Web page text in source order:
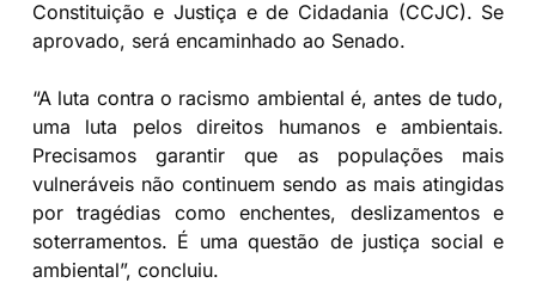
Constituição e Justiça e de Cidadania (CCJC). Se
aprovado, será encaminhado ao Senado.
“A luta contra o racismo ambiental é, antes de tudo,
uma luta pelos direitos humanos e ambientais.
Precisamos garantir que as populações mais
vulneráveis não continuem sendo as mais atingidas
por tragédias como enchentes, deslizamentos e
soterramentos. É uma questão de justiça social e
ambiental”, concluiu.